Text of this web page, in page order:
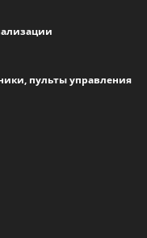
пульты управления